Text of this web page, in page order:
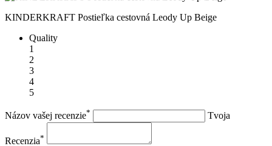
KINDERKRAFT Postieľka cestovná Leody Up Beige
Quality
1
2
3
4
5
Názov vašej recenzie* Tvoja
Recenzia*